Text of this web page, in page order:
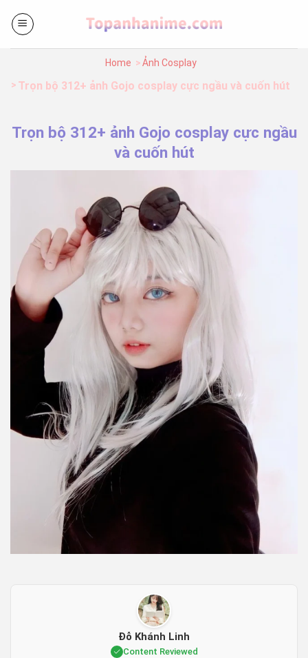
qua
Home Ảnh Cosplay
Trọn bộ 312+ ảnh Gojo cosplay cực ngầu và cuốn hút
Trọn bộ 312+ ảnh Gojo cosplay cực ngầu
và cuốn hút
Đỗ Khánh Linh
Content Reviewed